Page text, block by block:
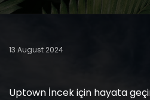
13 August 2024
Uptown İncek için hayata